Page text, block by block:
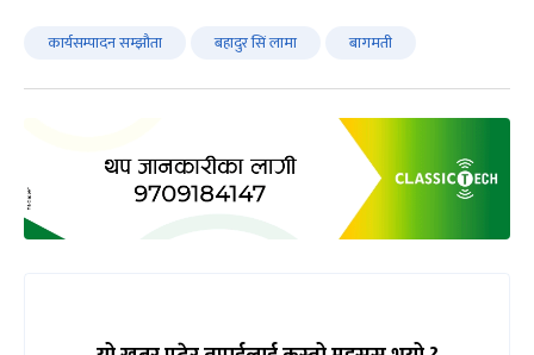
कार्यसम्पादन सम्झौता बहादुर सिं लामा बागमती